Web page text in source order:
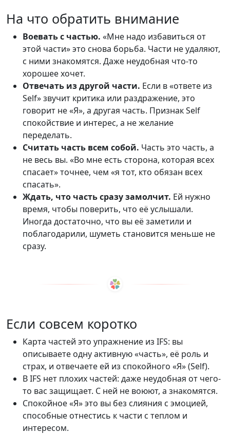
На что обратить внимание
Воевать с частью. «Мне надо избавиться от
этой части» это снова борьба. Части не удаляют,
с ними знакомятся. Даже неудобная что-то
хорошее хочет.
Отвечать из другой части. Если в «ответе из
Self» звучит критика или раздражение, это
говорит не «Я», а другая часть. Признак Self
спокойствие и интерес, а не желание
переделать.
Считать часть всем собой. Часть это часть, а
не весь вы. «Во мне есть сторона, которая всех
спасает» точнее, чем «я тот, кто обязан всех
спасать».
Ждать, что часть сразу замолчит. Ей нужно
время, чтобы поверить, что её услышали.
Иногда достаточно, что вы её заметили и
поблагодарили, шуметь становится меньше не
сразу.
Если совсем коротко
Карта частей это упражнение из IFS: вы
описываете одну активную «часть», её роль и
страх, и отвечаете ей из спокойного «Я» (Self).
В IFS нет плохих частей: даже неудобная от чего-
то вас защищает. С ней не воюют, а знакомятся.
Спокойное «Я» это вы без слияния с эмоцией,
способные отнестись к части с теплом и
интересом.